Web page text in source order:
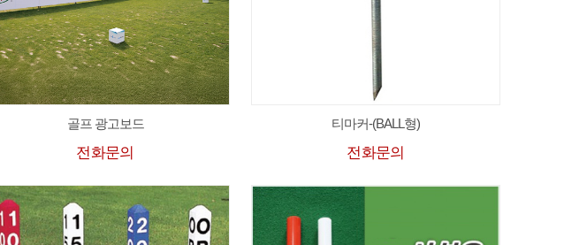
골프 광고보드
전화문의
티마커-(BALL형)
전화문의